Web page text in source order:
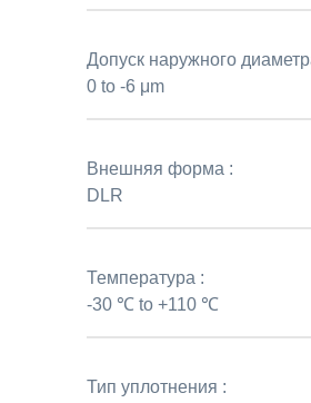
Допуск наружного
0 to -6 μm
Внешняя форма :
DLR
Температура :
-30 ℃ to +110 ℃
Тип уплотнения :